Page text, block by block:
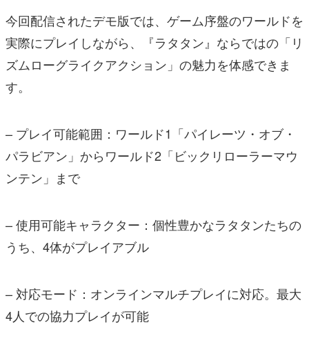
今回配信されたデモ版では、ゲーム序盤のワールドを
実際にプレイしながら、『ラタタン』ならではの「リ
ズムローグライクアクション」の魅力を体感できま
す。
– プレイ可能範囲：ワールド1「パイレーツ・オブ・
パラビアン」からワールド2「ビックリローラーマウ
ンテン」まで
– 使用可能キャラクター：個性豊かなラタタンたちの
うち、4体がプレイアブル
– 対応モード：オンラインマルチプレイに対応。最大
4人での協力プレイが可能